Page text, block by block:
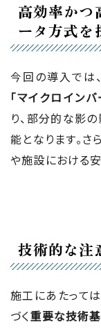
高効率かつ
ータ方式を
今回の導入では、
「マイクロインバ
り、部分的な影
能となります。さ
や施設における
技術的な注
施工にあたって
づく重要な技術